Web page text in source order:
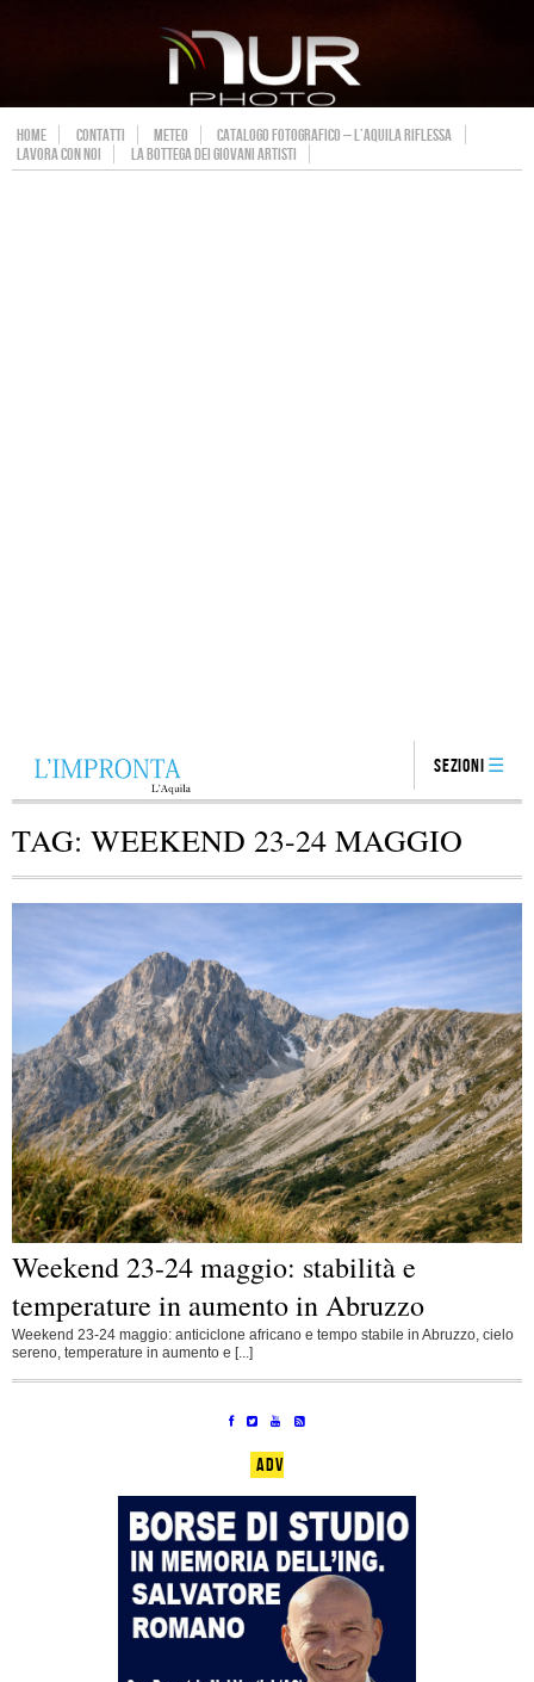
HOME CONTATTI METEO
CATALOGO FOTOGRAFICO – L’AQUILA RIFLESSA
LAVORA CON NOI
LA BOTTEGA DEI GIOVANI ARTISTI
Sezioni
TAG: WEEKEND 23-24 MAGGIO
Weekend 23-24 maggio: stabilità e
temperature in aumento in Abruzzo
Weekend 23-24 maggio: anticiclone africano e tempo stabile in Abruzzo, cielo
sereno, temperature in aumento e [...]
ADV